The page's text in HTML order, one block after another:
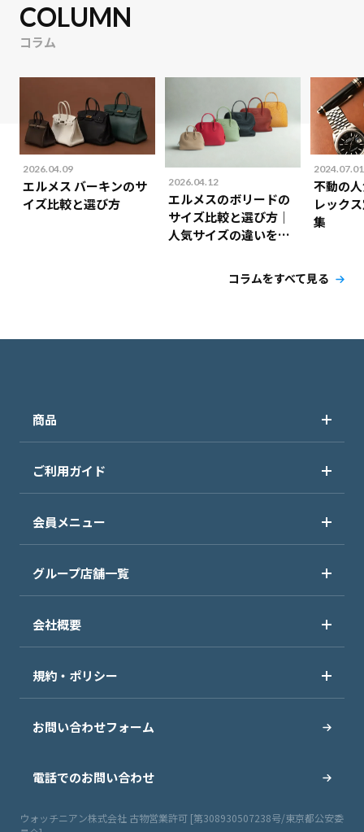
COLUMN
コラム
2026.04.09
エルメス バーキンのサ
イズ比較と選び方
2026.04.12
エルメスのボリードの
サイズ比較と選び方｜
人気サイズの違いを解
2024.07.01
不動の
レック
集
コラムをすべて見る
商品
ご利用ガイド
会員メニュー
グループ店舗一覧
会社概要
規約・ポリシー
お問い合わせフォーム
電話でのお問い合わせ
ウォッチニアン株式会社 古物営業許可 [第308930507238号/東京都公安委